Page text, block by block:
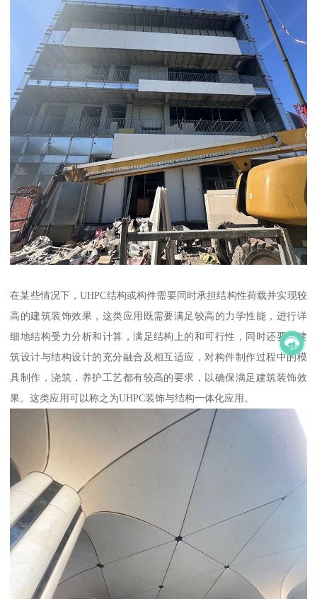
在某些情况下，UHPC结构或构件需要同时承担结构性荷载并实现较
高的建筑装饰效果，这类应用既需要满足较高的力学性能，进行详
细地结构受力分析和计算，满足结构上的和可行性，同时还要求建
筑设计与结构设计的充分融合及相互适应，对构件制作过程中的模
具制作，浇筑，养护工艺都有较高的要求，以确保满足建筑装饰效
果。这类应用可以称之为UHPC装饰与结构一体化应用。